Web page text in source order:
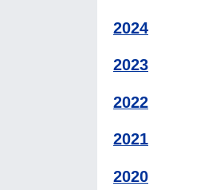
2024
2023
2022
2021
2020